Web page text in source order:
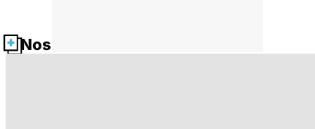
Nos fiches santé